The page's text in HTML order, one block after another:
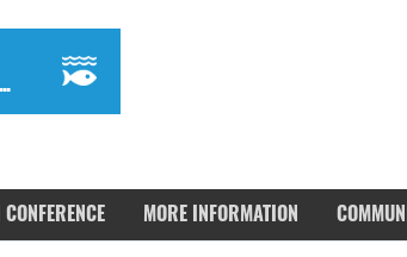
MORE INFORMATION